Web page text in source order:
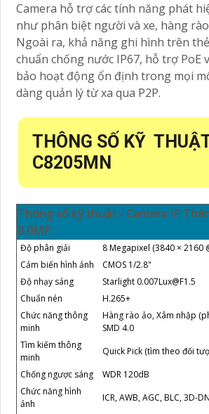
Camera hỗ trợ các tính năng phát
như phân biệt người và xe, hàng rào
Ngoài ra, khả năng ghi hình trên
chuẩn chống nước IP67, hỗ trợ PoE
bảo hoạt động ổn định trong mọi
dàng quản lý từ xa qua P2P.
THÔNG SỐ KỸ
C8205MN
Thông số kỹ thuật - Camera IP
8.0MP
Độ phân giải
8 Megapixel (3840 × 2160
Cảm biến hình ảnh
CMOS 1/2.8"
Độ nhạy sáng
Starlight 0.007Lux@F1.5
Chuẩn nén
H.265+
Chức năng thông
minh
Hàng rào ảo, Xâm nhập
SMD 4.0
Tìm kiếm thông
minh
Quick Pick (tìm theo đối
Chống ngược sáng
WDR 120dB
Chức năng hình
ảnh
ICR, AWB, AGC, BLC, 3D-